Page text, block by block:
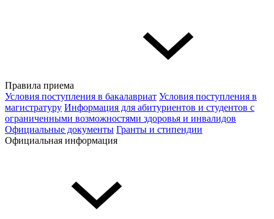
Правила приема
Условия поступления в бакалавриат Условия поступления в
магистратуру Информация для абитуриентов и студентов с
ограниченными возможностями здоровья и инвалидов
Официальные документы Гранты и стипендии
Официальная информация